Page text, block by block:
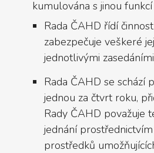
kumulována s jinou
Rada ČAHD řídí
zabezpečuje veškeré
jednotlivými
Rada ČAHD se schází
jednou za čtvrt roku,
Rady ČAHD považuje
jednání
prostředků